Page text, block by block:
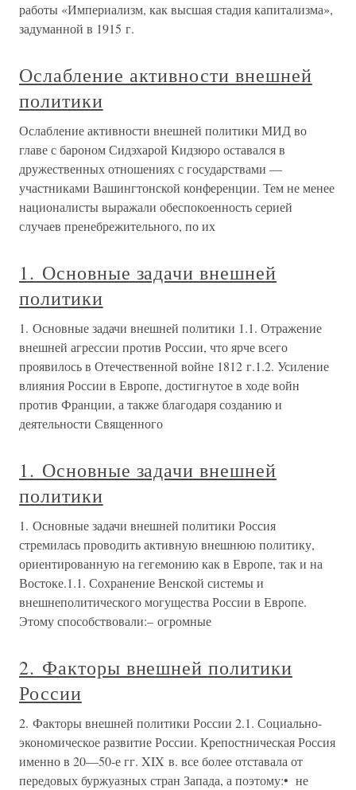
работы «Империализм, как высшая стадия капитализма»,
задуманной в 1915 г.
Ослабление активности внешней
политики
Ослабление активности внешней политики МИД во
главе с бароном Сидэхарой Кидзюро оставался в
дружественных отношениях с государствами —
участниками Вашингтонской конференции. Тем не менее
националисты выражали обеспокоенность серией
случаев пренебрежительного, по их
1. Основные задачи внешней
политики
1. Основные задачи внешней политики 1.1. Отражение
внешней агрессии против России, что ярче всего
проявилось в Отечественной войне 1812 г.1.2. Усиление
влияния России в Европе, достигнутое в ходе войн
против Франции, а также благодаря созданию и
деятельности Священного
1. Основные задачи внешней
политики
1. Основные задачи внешней политики Россия
стремилась проводить активную внешнюю политику,
ориентированную на гегемонию как в Европе, так и на
Востоке.1.1. Сохранение Венской системы и
внешнеполитического могущества России в Европе.
Этому способствовали:– огромные
2. Факторы внешней политики
России
2. Факторы внешней политики России 2.1. Социально-
экономическое развитие России. Крепостническая Россия
именно в 20—50-е гг. XIX в. все более отставала от
передовых буржуазных стран Запада, а поэтому:• не